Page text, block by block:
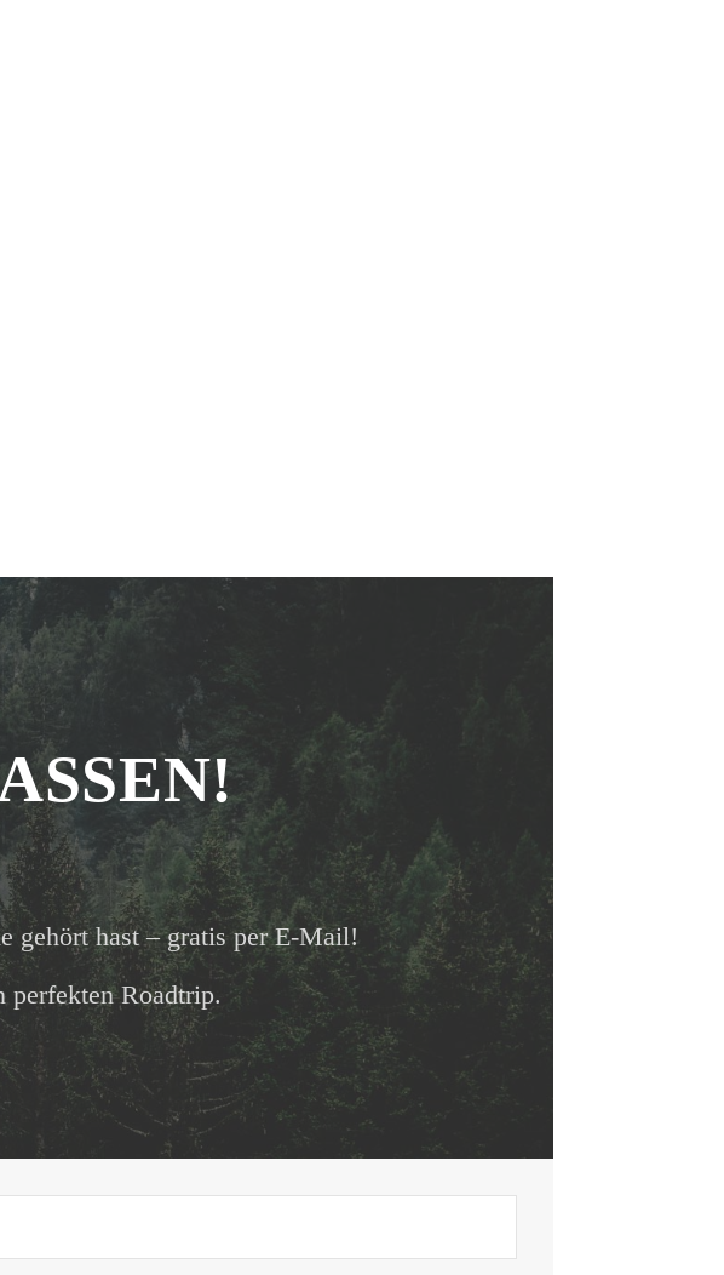
gehört hast – gratis per E-Mail!
Roadtrip.